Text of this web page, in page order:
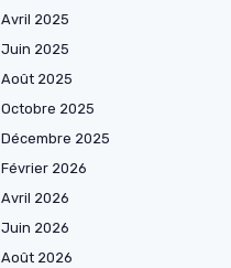
Avril 2025
Juin 2025
Août 2025
Octobre 2025
Décembre 2025
Février 2026
Avril 2026
Juin 2026
Août 2026